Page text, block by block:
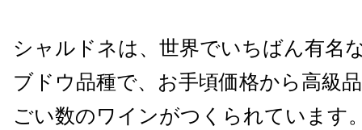
シャルドネは、世界でいちばん有名
ブドウ品種で、お手頃価格から高級
ごい数のワインがつくられています